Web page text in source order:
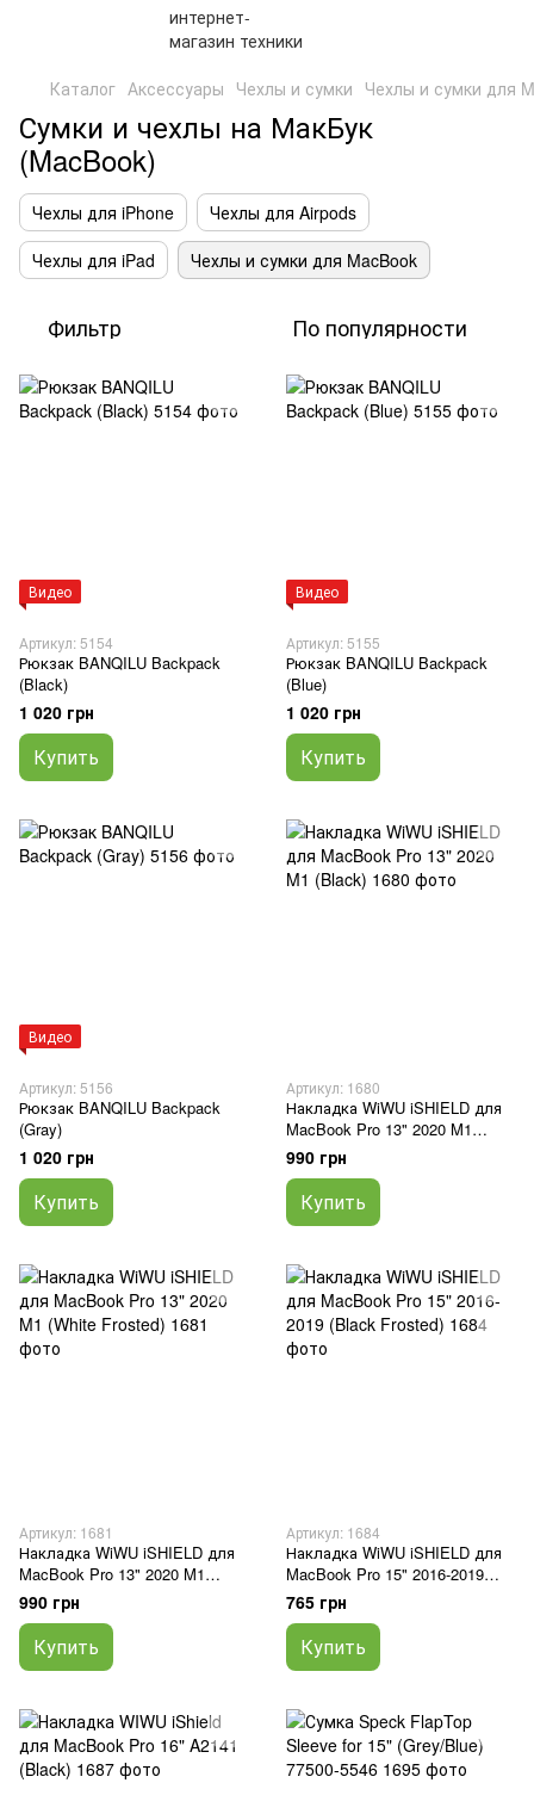
Каталог Аксессуары Чехлы и сумки Чехлы и сумки для
Сумки и чехлы на МакБук
(MacBook)
Чехлы для iPhone
Чехлы для Airpods
Чехлы для iPad
Чехлы и сумки для MacBook
Фильтр По популярности
Видео
Артикул: 5154
Рюкзак BANQILU Backpack
(Black)
1 020 грн
Купить
Видео
Артикул: 5155
Рюкзак BANQILU Backpack
(Blue)
1 020 грн
Купить
Видео
Артикул: 5156
Рюкзак BANQILU Backpack
(Gray)
1 020 грн
Купить
Артикул: 1680
Накладка WiWU iSHIELD для
MacBook Pro 13" 2020 M1
(Black)
990 грн
Купить
Артикул: 1681
Накладка WiWU iSHIELD для
MacBook Pro 13" 2020 M1
(White Frosted)
990 грн
Купить
Артикул: 1684
Накладка WiWU iSHIELD для
MacBook Pro 15" 2016-2019
(Black Frosted)
765 грн
Купить